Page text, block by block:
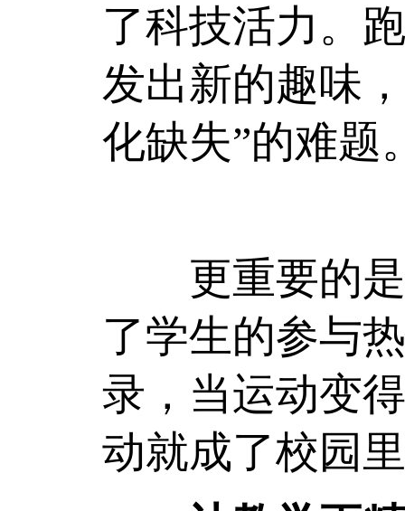
了科技活力。
发出新的趣味
化缺失”的难题
更重要的是
了学生的参与
录，当运动变
动就成了校园